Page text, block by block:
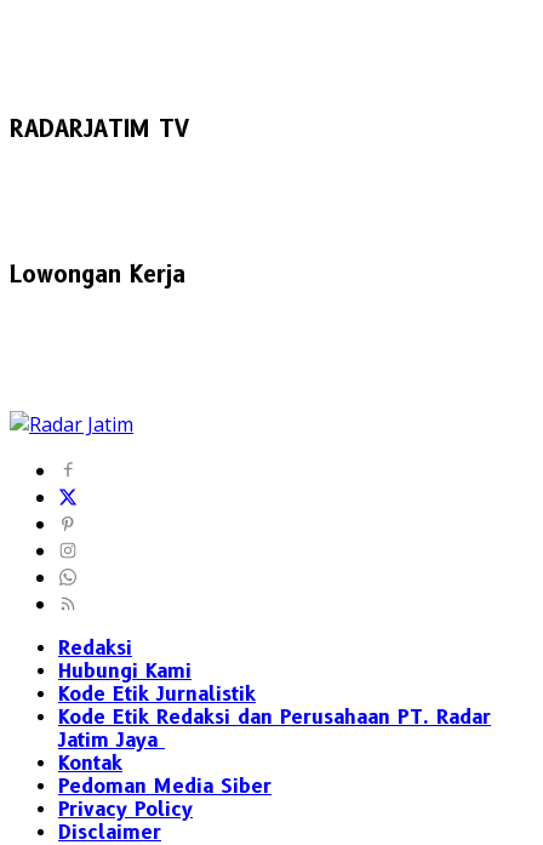
RADARJATIM TV
Lowongan Kerja
Redaksi
Hubungi Kami
Kode Etik Jurnalistik
Kode Etik Redaksi dan Perusahaan PT. Radar
Jatim Jaya
Kontak
Pedoman Media Siber
Privacy Policy
Disclaimer